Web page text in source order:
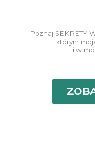
Poznaj SEKRETY
którym
i w